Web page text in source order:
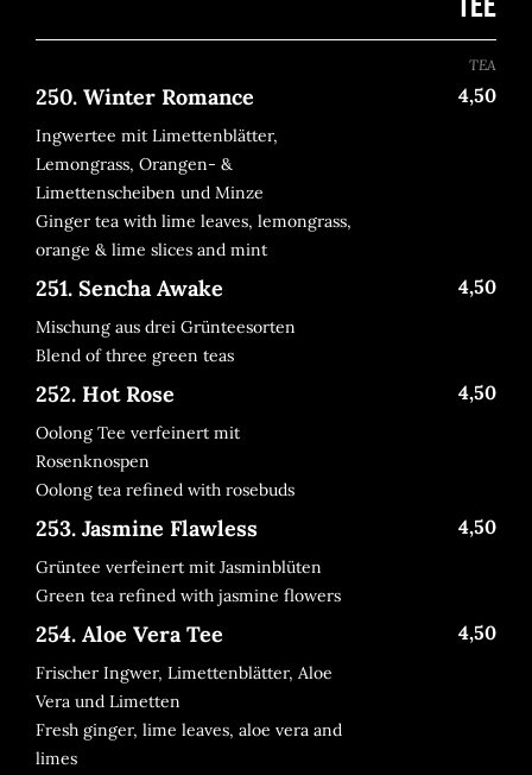
TEA
250. Winter Romance
Ingwertee mit Limettenblätter,
Lemongrass, Orangen- &
Limettenscheiben und Minze
Ginger tea with lime leaves, lemongrass,
orange & lime slices and mint
4,50
251. Sencha Awake
Mischung aus drei Grünteesorten
Blend of three green teas
4,50
252. Hot Rose
Oolong Tee verfeinert mit
Rosenknospen
Oolong tea refined with rosebuds
4,50
253. Jasmine Flawless
Grüntee verfeinert mit Jasminblüten
Green tea refined with jasmine flowers
4,50
254. Aloe Vera Tee
Frischer Ingwer, Limettenblätter, Aloe
Vera und Limetten
Fresh ginger, lime leaves, aloe vera and
limes
4,50